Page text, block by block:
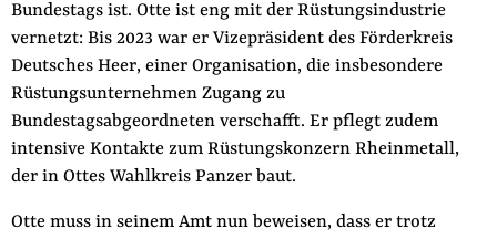
Bundestags ist. Otte ist eng mit der Rüstungsindustrie
vernetzt: Bis 2023 war er Vizepräsident des Förderkreis
Deutsches Heer, einer Organisation, die insbesondere
Rüstungsunternehmen Zugang zu
Bundestagsabgeordneten verschafft. Er pflegt zudem
intensive Kontakte zum Rüstungskonzern Rheinmetall,
der in Ottes Wahlkreis Panzer baut.
Otte muss in seinem Amt nun beweisen, dass er trotz